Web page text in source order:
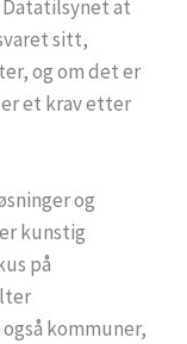
at
sitt,
og om det er
et krav etter
og
kunstig
på
kommuner,